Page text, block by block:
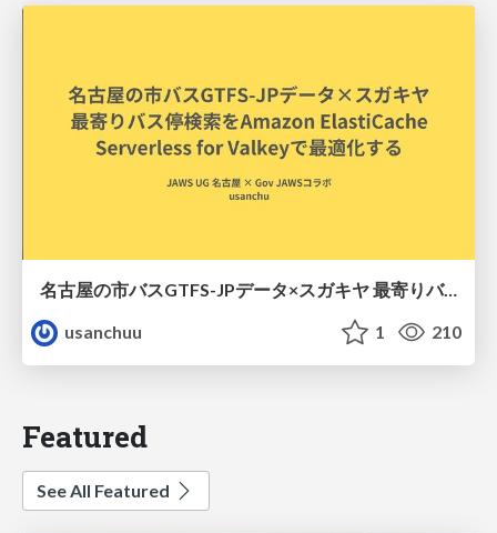
名古屋の市バスGTFS-JPデータ×スガキヤ 最寄りバス停検索をAmazon ElastiCache Serverless for Valkeyで最適化する
usanchuu
1 210
Featured
See All Featured